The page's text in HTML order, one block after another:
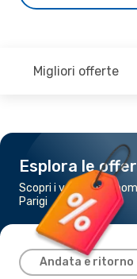
Migliori offerte
Esplora le
Scopri i voli più
Parigi
Andata e ritorno